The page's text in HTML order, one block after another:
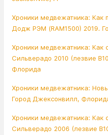
Хроники медвежатника: Как
Додж РЭМ (RAM1500) 2019.
Хроники медвежатника: Как
Сильверадо 2010 (лезвие
Флорида
Хроники медвежатника:
Город Джексонвилл,
Хроники медвежатника: Как
Сильверадо 2006 (лезвие